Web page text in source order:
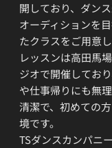
開しており、ダン
オーディションを
たクラスをご用意し
レッスンは高田馬
ジオで開催してお
や仕事帰りにも無
清潔で、初めての
境です。
TSダンスカンパニ